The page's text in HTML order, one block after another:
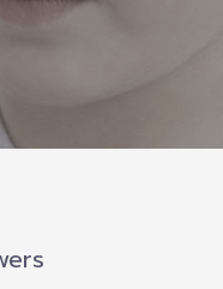
พ.ร.บ.พื้นที่นวัตกรรมการ